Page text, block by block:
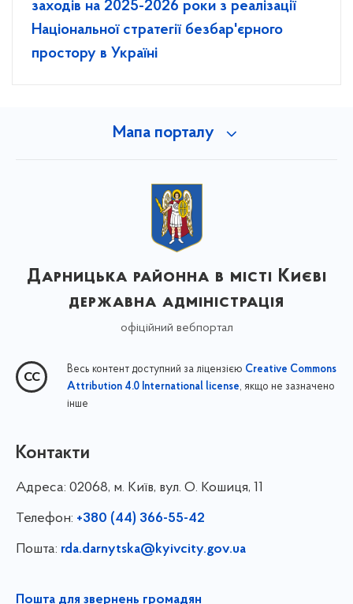
заходів на 2025-2026 роки з реалізації
Національної стратегії безбар'єрного
простору в Україні
Мапа порталу
Дарницька районна в місті Києві
державна адміністрація
офіційний вебпортал
Весь контент доступний за ліцензією Creative Commons
Attribution 4.0 International license, якщо не зазначено
інше
Контакти
Адреса: 02068, м. Київ, вул. О. Кошиця, 11
Телефон: +380 (44) 366-55-42
Пошта: rda.darnytska@kyivcity.gov.ua
Пошта для звернень громадян